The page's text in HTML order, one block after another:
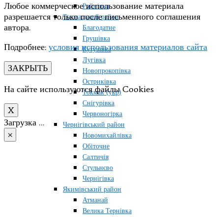
Райнівка
Токмацький район
Благодатне
Грушівка
Кутузівка
Лугівка
Новопрокопівка
Остриківка
Токмак (укр)
Снігурівка
Червоногірка
Чернігівський район
Новомихайлівка
Обіточне
Салтичія
Стульнєво
Чернігівка
Якимівський район
Атманай
Велика Тернівка
Любое коммерческое использование материала
разрешается только после письменного соглашения
автора.
Подробнее: условия использования материалов сайта
ЗАКРЫТЬ
На сайте используются файлы Cookies
X
Загрузка …
×